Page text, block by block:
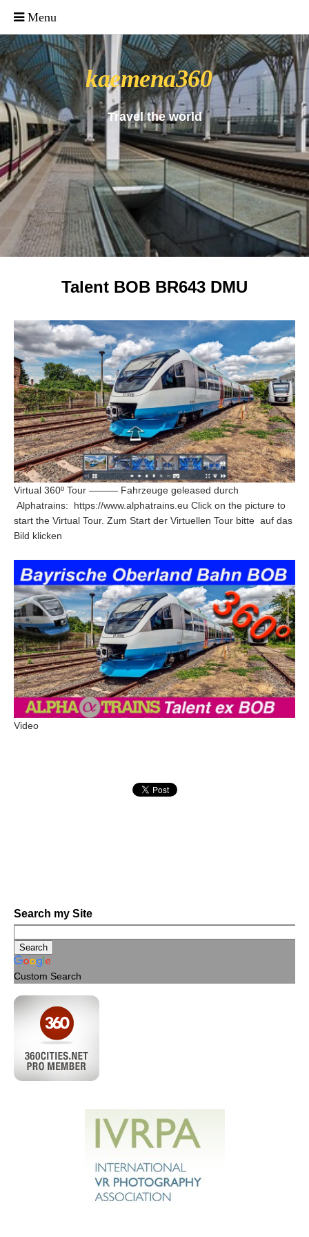
kaemena360
Travel the world
Talent BOB BR643 DMU
Virtual 360º Tour ——— Fahrzeuge geleased durch
Alphatrains: https://www.alphatrains.eu Click on the picture to
start the Virtual Tour. Zum Start der Virtuellen Tour bitte auf das
Bild klicken
Video
Search my Site
Custom Search